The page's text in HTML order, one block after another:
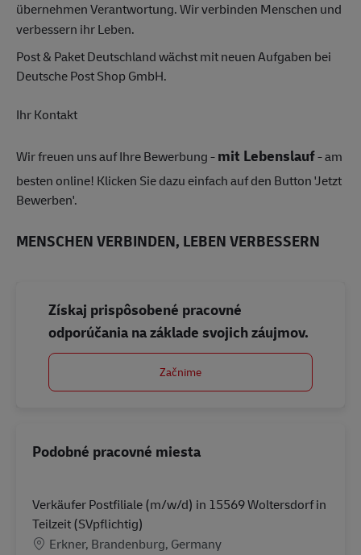
übernehmen Verantwortung. Wir verbinden Menschen und
verbessern ihr Leben.
Post & Paket Deutschland wächst mit neuen Aufgaben bei
Deutsche Post Shop GmbH.
Ihr Kontakt
Wir freuen uns auf Ihre Bewerbung -mit Lebenslauf- am
besten online! Klicken Sie dazu einfach auf den Button 'Jetzt
Bewerben'.
MENSCHEN VERBINDEN, LEBEN VERBESSERN
Získaj prispôsobené pracovné
odporúčania na základe svojich záujmov.
Začnime
Podobné pracovné miesta
Verkäufer Postfiliale (m/w/d) in 15569 Woltersdorf in
Teilzeit (SVpflichtig)
MiestoErkner, Brandenburg, Germany